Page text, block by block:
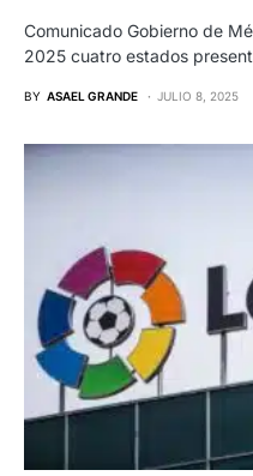
Comunicado Gobierno de
2025 cuatro estados
BY ASAEL GRANDE JULIO 8, 2025